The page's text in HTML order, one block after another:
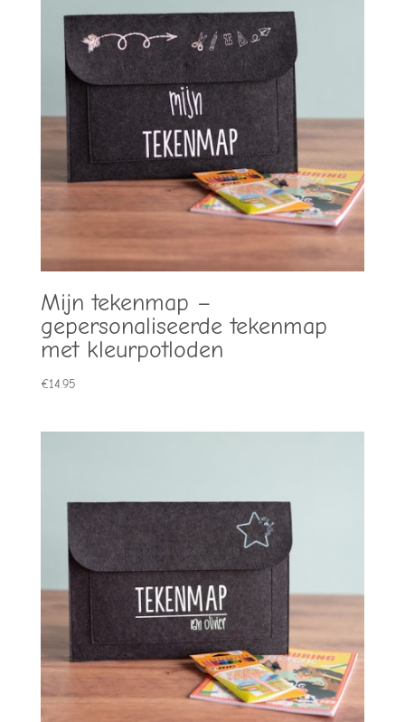
Mijn tekenmap –
gepersonaliseerde tekenmap
met kleurpotloden
€14.95